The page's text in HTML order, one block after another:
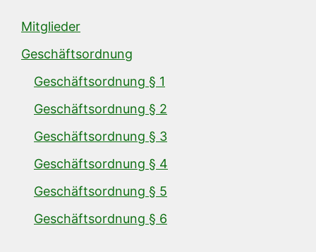
Mitglieder
Geschäftsordnung
Geschäftsordnung § 1
Geschäftsordnung § 2
Geschäftsordnung § 3
Geschäftsordnung § 4
Geschäftsordnung § 5
Geschäftsordnung § 6